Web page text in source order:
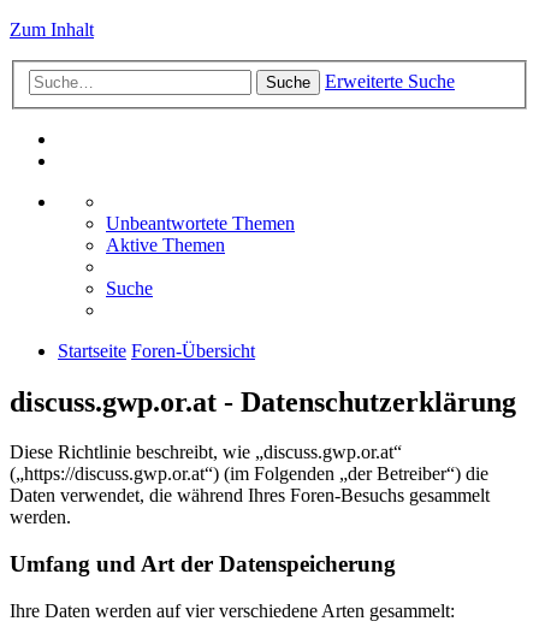
Zum Inhalt
Suche Erweiterte Suche
Unbeantwortete Themen
Aktive Themen
Suche
Startseite Foren-Übersicht
discuss.gwp.or.at - Datenschutzerklärung
Diese Richtlinie beschreibt, wie „discuss.gwp.or.at“
(„https://discuss.gwp.or.at“) (im Folgenden „der Betreiber“) die
Daten verwendet, die während Ihres Foren-Besuchs gesammelt
werden.
Umfang und Art der Datenspeicherung
Ihre Daten werden auf vier verschiedene Arten gesammelt: